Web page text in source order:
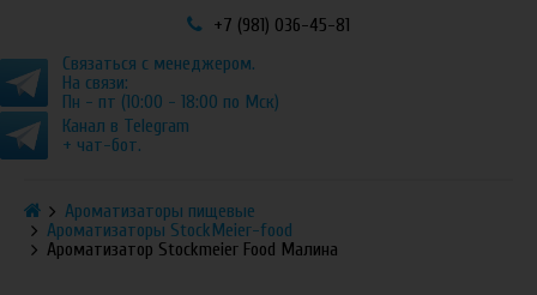
+7 (981) 036-45-81
Связаться с менеджером.
На связи:
Пн - пт (10:00 - 18:00 по Мск)
Канал в Telegram
+ чат-бот.
Ароматизаторы пищевые
Ароматизаторы StockMeier-food
Ароматизатор Stockmeier Food Малина